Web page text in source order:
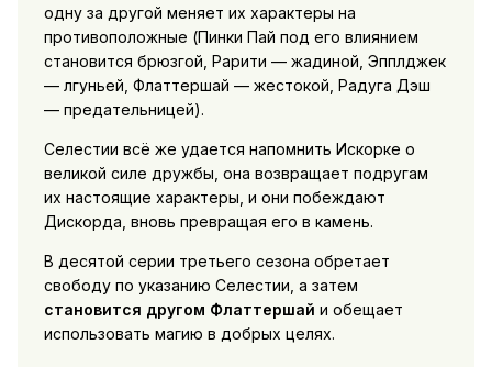
одну за другой меняет их характеры на
противоположные (Пинки Пай под его влиянием
становится брюзгой, Рарити — жадиной, Эпплджек
— лгуньей, Флаттершай — жестокой, Радуга Дэш
— предательницей).
Селестии всё же удается напомнить Искорке о
великой силе дружбы, она возвращает подругам
их настоящие характеры, и они побеждают
Дискорда, вновь превращая его в камень.
В десятой серии третьего сезона обретает
свободу по указанию Селестии, а затем
становится другом Флаттершай и обещает
использовать магию в добрых целях.